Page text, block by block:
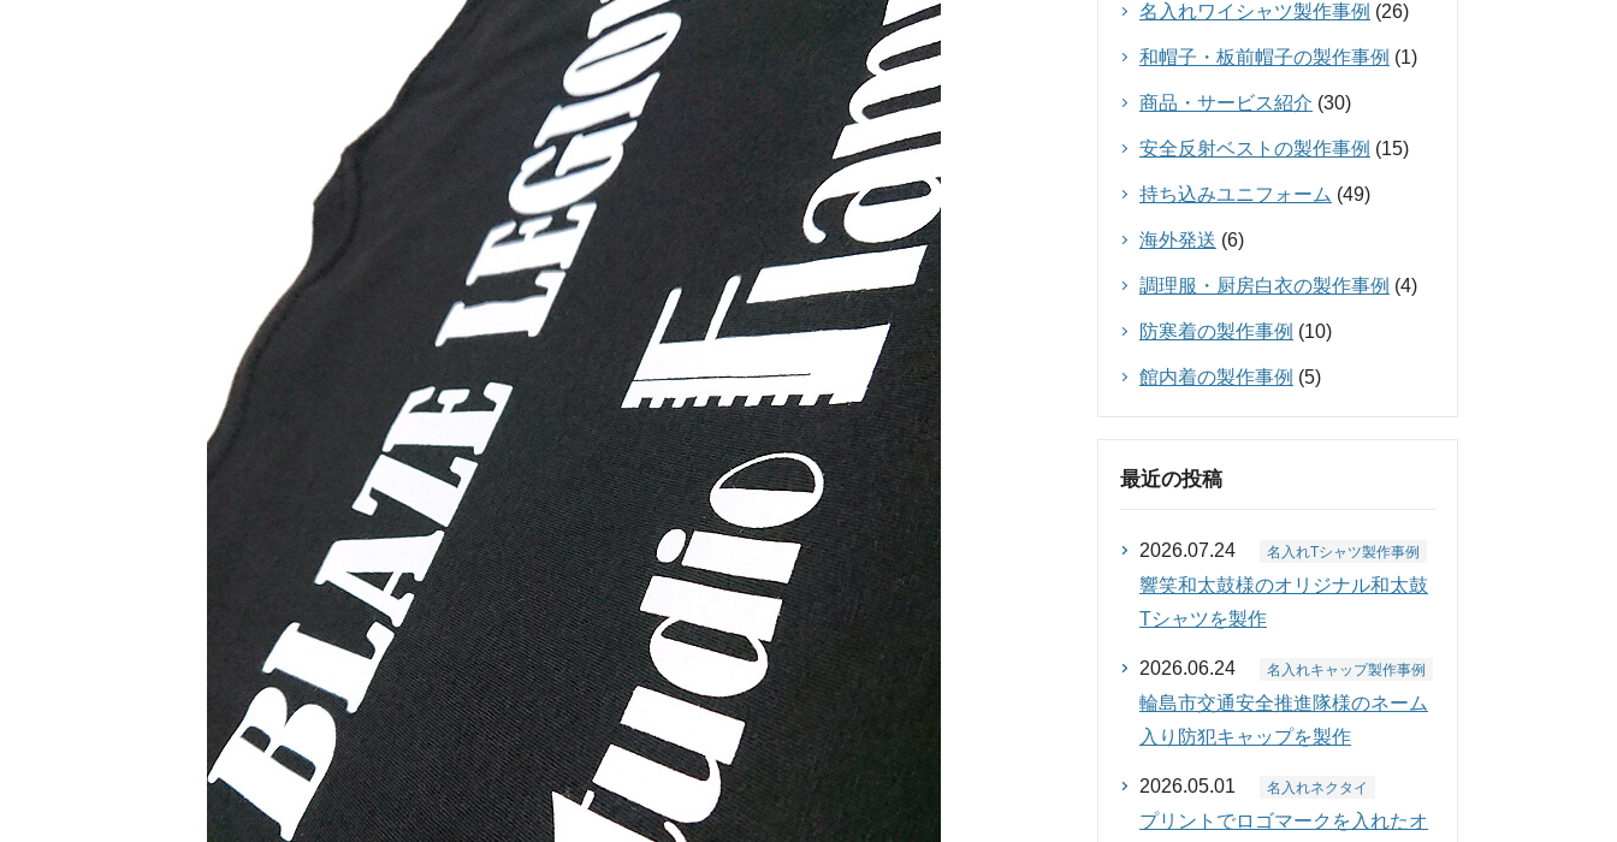
名入れワイシャツ製作事例 (26)
和帽子・板前帽子の製作事例 (1)
商品・サービス紹介 (30)
安全反射ベストの製作事例 (15)
持ち込みユニフォーム (49)
海外発送 (6)
調理服・厨房白衣の製作事例 (4)
防寒着の製作事例 (10)
館内着の製作事例 (5)
最近の投稿
2026.07.24 名入れTシャツ製作事例
響笑和太鼓様のオリジナル和太鼓
Tシャツを製作
2026.06.24 名入れキャップ製作事例
輪島市交通安全推進隊様のネーム
入り防犯キャップを製作
2026.05.01 名入れネクタイ
プリントでロゴマークを入れたオ